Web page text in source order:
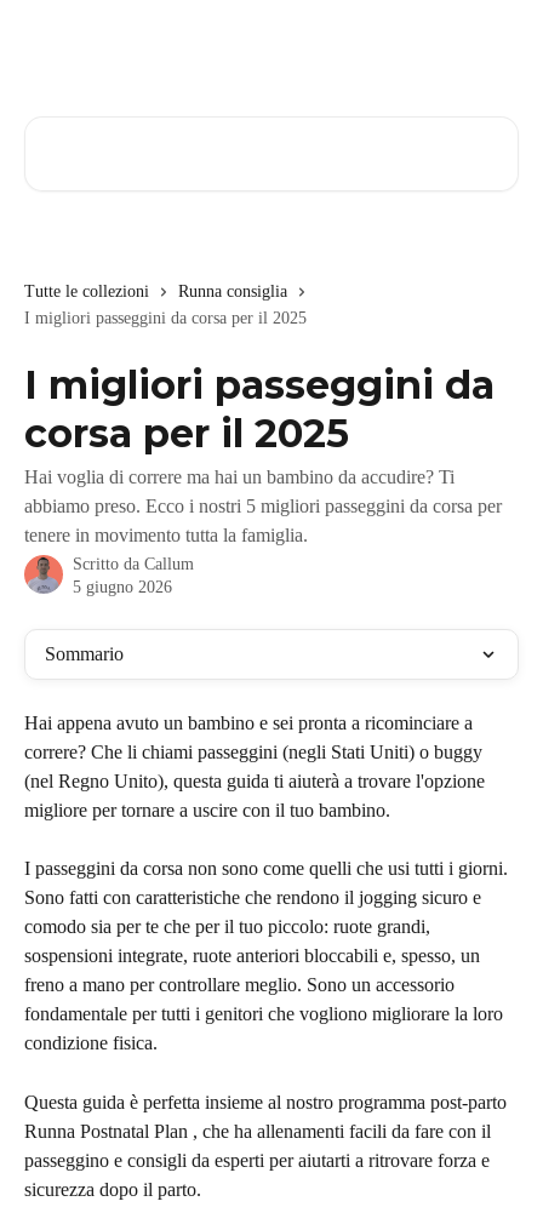
Tutte le collezioni
Runna consiglia
I migliori passeggini da corsa per il 2025
I migliori passeggini da
corsa per il 2025
Hai voglia di correre ma hai un bambino da accudire? Ti
abbiamo preso. Ecco i nostri 5 migliori passeggini da corsa per
tenere in movimento tutta la famiglia.
Scritto da Callum
5 giugno 2026
Sommario
Hai appena avuto un bambino e sei pronta a ricominciare a
correre? Che li chiami passeggini (negli Stati Uniti) o buggy
(nel Regno Unito), questa guida ti aiuterà a trovare l'opzione
migliore per tornare a uscire con il tuo bambino.
I passeggini da corsa non sono come quelli che usi tutti i giorni.
Sono fatti con caratteristiche che rendono il jogging sicuro e
comodo sia per te che per il tuo piccolo: ruote grandi,
sospensioni integrate, ruote anteriori bloccabili e, spesso, un
freno a mano per controllare meglio. Sono un accessorio
fondamentale per tutti i genitori che vogliono migliorare la loro
condizione fisica.
Questa guida è perfetta insieme al nostro programma post-parto
Runna Postnatal Plan , che ha allenamenti facili da fare con il
passeggino e consigli da esperti per aiutarti a ritrovare forza e
sicurezza dopo il parto.